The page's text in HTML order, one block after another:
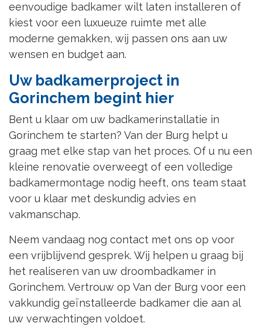
eenvoudige badkamer wilt laten installeren of
kiest voor een luxueuze ruimte met alle
moderne gemakken, wij passen ons aan uw
wensen en budget aan.
Uw badkamerproject in
Gorinchem begint hier
Bent u klaar om uw badkamerinstallatie in
Gorinchem te starten? Van der Burg helpt u
graag met elke stap van het proces. Of u nu een
kleine renovatie overweegt of een volledige
badkamermontage nodig heeft, ons team staat
voor u klaar met deskundig advies en
vakmanschap.
Neem vandaag nog contact met ons op voor
een vrijblijvend gesprek. Wij helpen u graag bij
het realiseren van uw droombadkamer in
Gorinchem. Vertrouw op Van der Burg voor een
vakkundig geïnstalleerde badkamer die aan al
uw verwachtingen voldoet.